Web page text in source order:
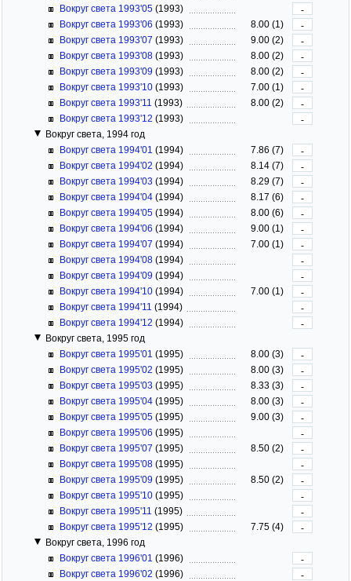
Вокруг света 1993'05 (1993)
-
Вокруг света 1993'06 (1993) 8.00 (1)
-
Вокруг света 1993'07 (1993) 9.00 (2)
-
Вокруг света 1993'08 (1993) 8.00 (2)
-
Вокруг света 1993'09 (1993) 8.00 (2)
-
Вокруг света 1993'10 (1993) 7.00 (1)
-
Вокруг света 1993'11 (1993) 8.00 (2)
-
Вокруг света 1993'12 (1993)
-
Вокруг света, 1994 год
Вокруг света 1994'01 (1994) 7.86 (7)
-
Вокруг света 1994'02 (1994) 8.14 (7)
-
Вокруг света 1994'03 (1994) 8.29 (7)
-
Вокруг света 1994'04 (1994) 8.17 (6)
-
Вокруг света 1994'05 (1994) 8.00 (6)
-
Вокруг света 1994'06 (1994) 9.00 (1)
-
Вокруг света 1994'07 (1994) 7.00 (1)
-
Вокруг света 1994'08 (1994)
-
Вокруг света 1994'09 (1994)
-
Вокруг света 1994'10 (1994) 7.00 (1)
-
Вокруг света 1994'11 (1994)
-
Вокруг света 1994'12 (1994)
-
Вокруг света, 1995 год
Вокруг света 1995'01 (1995) 8.00 (3)
-
Вокруг света 1995'02 (1995) 8.00 (3)
-
Вокруг света 1995'03 (1995) 8.33 (3)
-
Вокруг света 1995'04 (1995) 8.00 (3)
-
Вокруг света 1995'05 (1995) 9.00 (3)
-
Вокруг света 1995'06 (1995)
-
Вокруг света 1995'07 (1995) 8.50 (2)
-
Вокруг света 1995'08 (1995)
-
Вокруг света 1995'09 (1995) 8.50 (2)
-
Вокруг света 1995'10 (1995)
-
Вокруг света 1995'11 (1995)
-
Вокруг света 1995'12 (1995) 7.75 (4)
-
Вокруг света, 1996 год
Вокруг света 1996'01 (1996)
-
Вокруг света 1996'02 (1996)
-